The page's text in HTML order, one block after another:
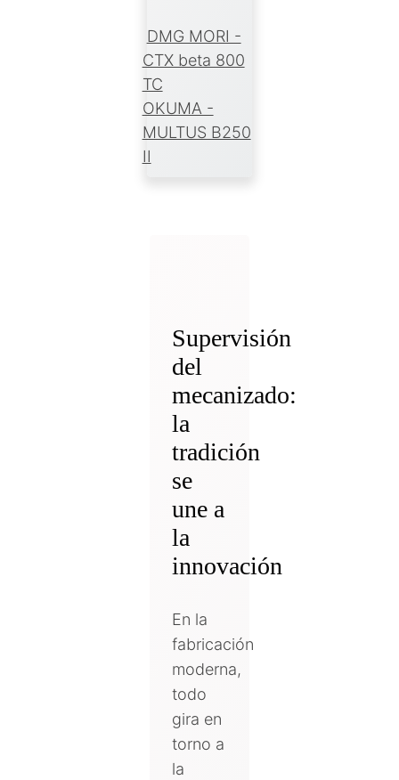
DMG MORI -
CTX beta 800
TC
OKUMA -
MULTUS B250
II
Supervisión
del
mecanizado:
la
tradición
se
une a
la
innovación
En la
fabricación
moderna,
todo
gira en
torno a
la